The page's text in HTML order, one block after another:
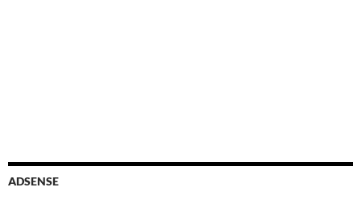
ADSENSE